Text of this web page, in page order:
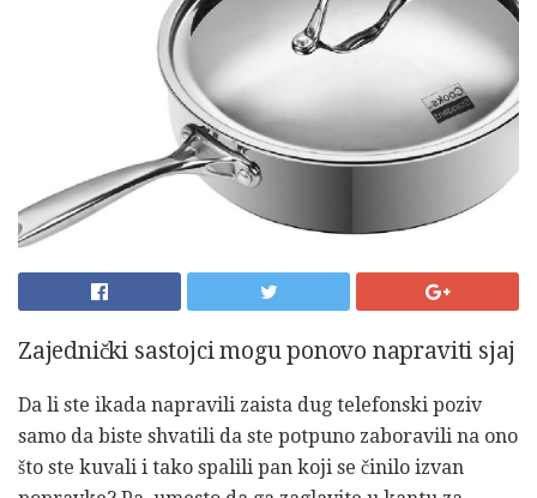
Zajednički sastojci mogu ponovo napraviti sjaj
Da li ste ikada napravili zaista dug telefonski poziv
samo da biste shvatili da ste potpuno zaboravili na ono
što ste kuvali i tako spalili pan koji se činilo izvan